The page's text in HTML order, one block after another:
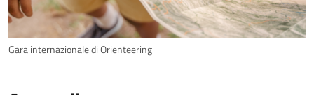
Gara internazionale di Orienteering